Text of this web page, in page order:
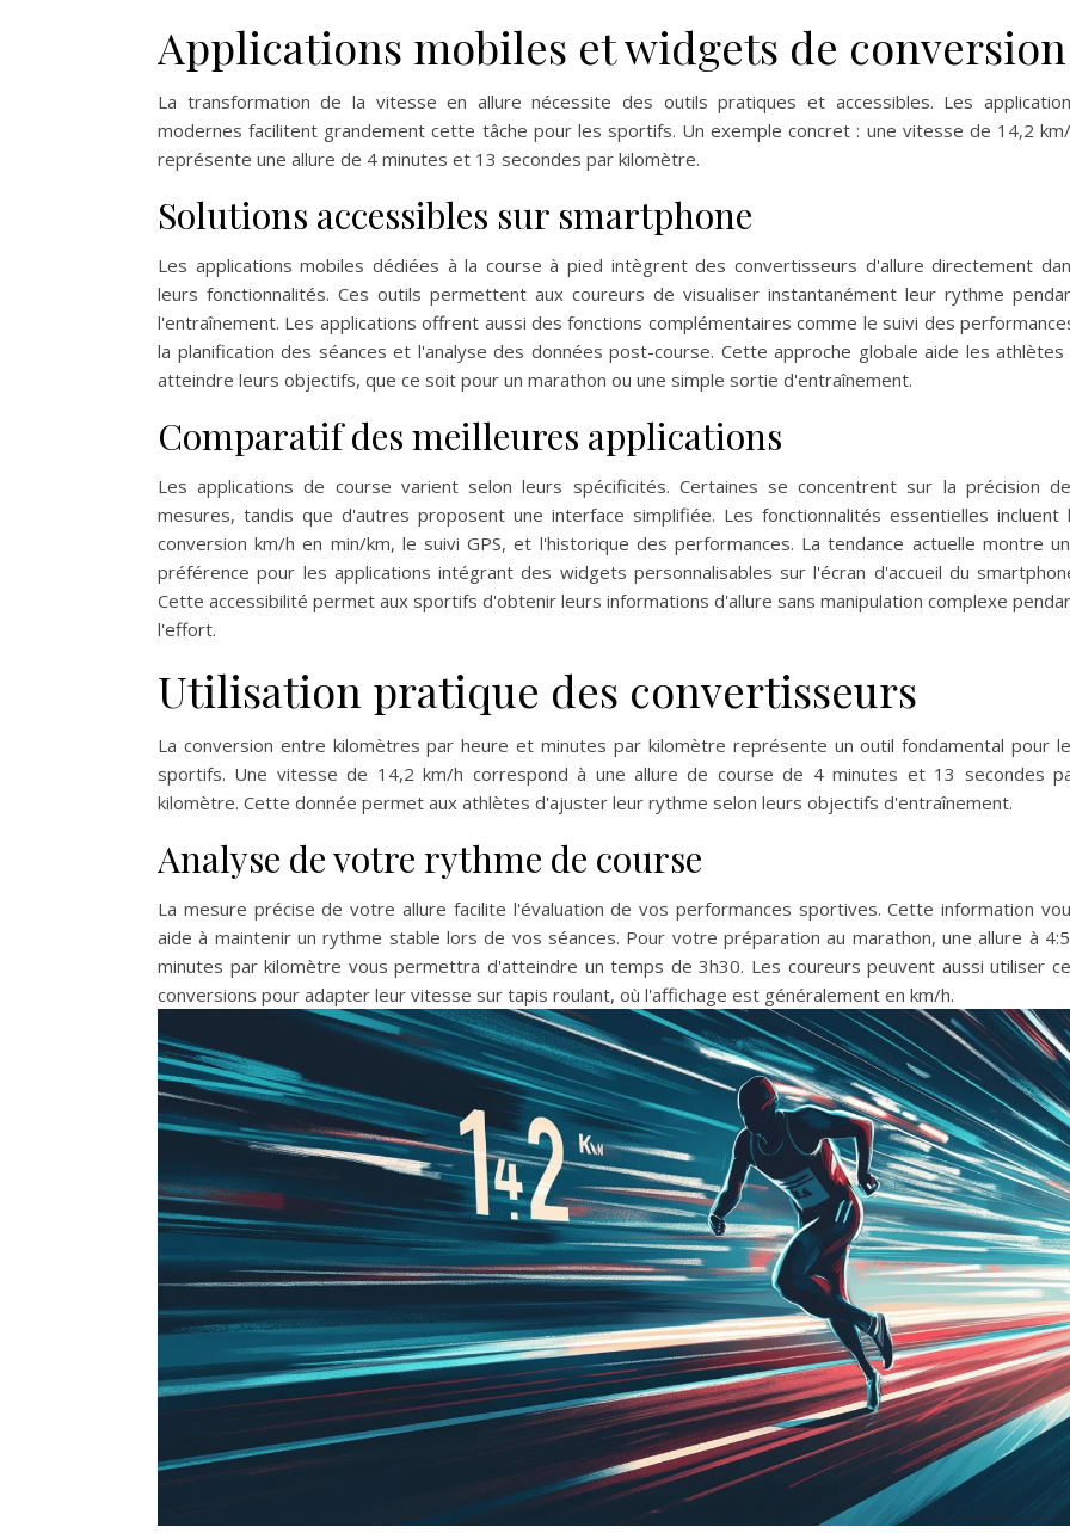
Applications mobiles et widgets de conversion
La transformation de la vitesse en allure nécessite des outils pratiques et accessibles. Les
modernes facilitent grandement cette tâche pour les sportifs. Un exemple concret : une vitesse de 14,2
représente une allure de 4 minutes et 13 secondes par kilomètre.
Solutions accessibles sur smartphone
Les applications mobiles dédiées à la course à pied intègrent des convertisseurs d'allure directement
leurs fonctionnalités. Ces outils permettent aux coureurs de visualiser instantanément leur rythme
l'entraînement. Les applications offrent aussi des fonctions complémentaires comme le suivi des
la planification des séances et l'analyse des données post-course. Cette approche globale aide les athlètes
atteindre leurs objectifs, que ce soit pour un marathon ou une simple sortie d'entraînement.
Comparatif des meilleures applications
Les applications de course varient selon leurs spécificités. Certaines se concentrent sur la précision
mesures, tandis que d'autres proposent une interface simplifiée. Les fonctionnalités essentielles incluent
conversion km/h en min/km, le suivi GPS, et l'historique des performances. La tendance actuelle montre
préférence pour les applications intégrant des widgets personnalisables sur l'écran d'accueil du
Cette accessibilité permet aux sportifs d'obtenir leurs informations d'allure sans manipulation complexe
l'effort.
Utilisation pratique des convertisseurs
La conversion entre kilomètres par heure et minutes par kilomètre représente un outil fondamental pour
sportifs. Une vitesse de 14,2 km/h correspond à une allure de course de 4 minutes et 13 secondes
kilomètre. Cette donnée permet aux athlètes d'ajuster leur rythme selon leurs objectifs d'entraînement.
Analyse de votre rythme de course
La mesure précise de votre allure facilite l'évaluation de vos performances sportives. Cette information
aide à maintenir un rythme stable lors de vos séances. Pour votre préparation au marathon, une allure à
minutes par kilomètre vous permettra d'atteindre un temps de 3h30. Les coureurs peuvent aussi utiliser
conversions pour adapter leur vitesse sur tapis roulant, où l'affichage est généralement en km/h.